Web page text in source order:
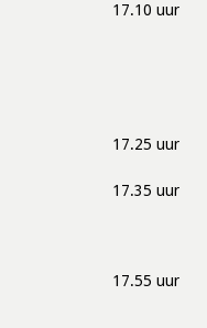
17.10 uur
17.25 uur
17.35 uur
17.55 uur